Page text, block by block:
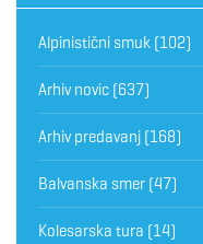
Alpinistični smuk (102)
Arhiv novic (637)
Arhiv predavanj (168)
Balvanska smer (47)
Kolesarska tura (14)